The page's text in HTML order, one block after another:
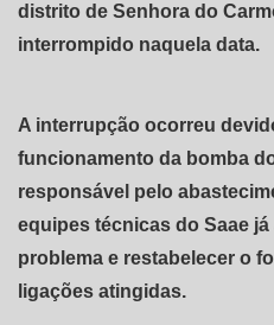
distrito de Senhora do
interrompido naquela data.
A interrupção ocorreu
funcionamento da bomba
responsável pelo
equipes técnicas do Saae
problema e restabelecer o
ligações atingidas.